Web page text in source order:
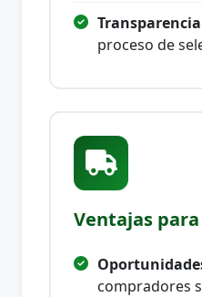
proceso de
Ventajas
compradores